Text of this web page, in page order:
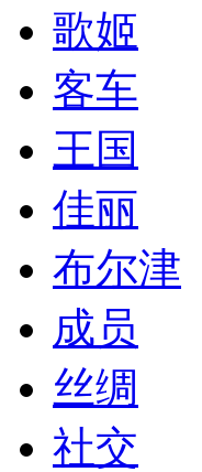
歌姬
客车
王国
佳丽
布尔津
成员
丝绸
社交